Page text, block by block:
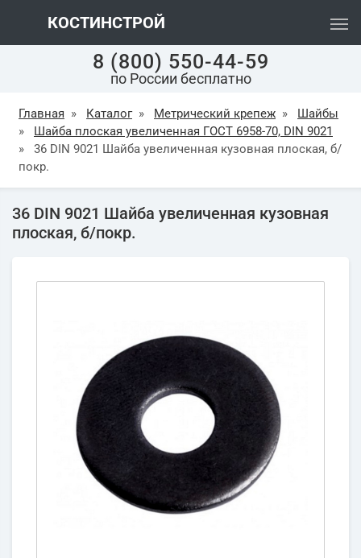
КОСТИНСТРОЙ
8 (800) 550-44-59
по России бесплатно
Главная » Каталог » Метрический крепеж »
Шайбы
»
Шайба плоская увеличенная ГОСТ 6958-70, DIN 9021
»
36 DIN 9021 Шайба увеличенная кузовная плоская, б/
покр.
36 DIN 9021 Шайба увеличенная кузовная
плоская, б/покр.